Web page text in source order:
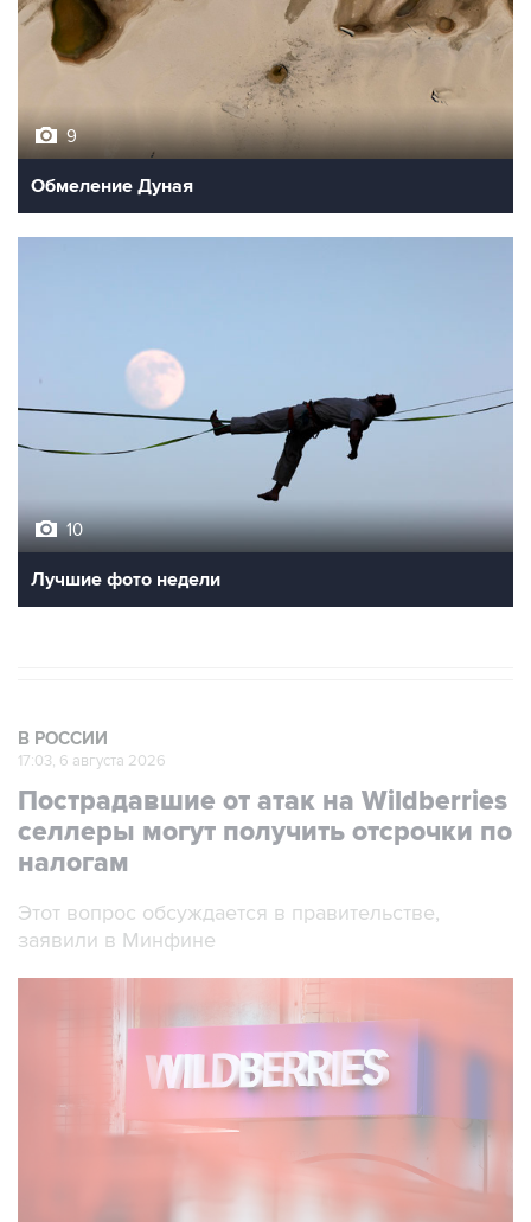
9
Обмеление Дуная
10
Лучшие фото недели
В РОССИИ
17:03, 6 августа 2026
Пострадавшие от атак на Wildberries
селлеры могут получить отсрочки по
налогам
Этот вопрос обсуждается в правительстве,
заявили в Минфине